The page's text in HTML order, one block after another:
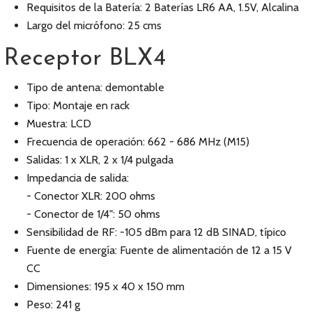
Requisitos de la Batería: 2 Baterías LR6 AA, 1.5V, Alcalina
Largo del micrófono: 25 cms
Receptor BLX4
Tipo de antena: demontable
Tipo: Montaje en rack
Muestra: LCD
Frecuencia de operación: 662 - 686 MHz (M15)
Salidas: 1 x XLR, 2 x 1/4 pulgada
Impedancia de salida:
- Conector XLR: 200 ohms
- Conector de 1/4": 50 ohms
Sensibilidad de RF: -105 dBm para 12 dB SINAD, típico
Fuente de energía: Fuente de alimentación de 12 a 15 V
CC
Dimensiones: 195 x 40 x 150 mm
Peso: 241 g